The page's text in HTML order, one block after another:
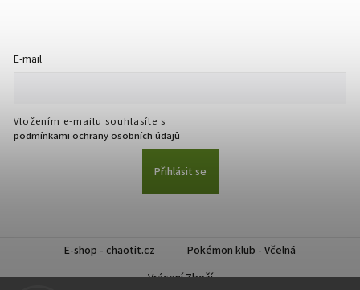
E-mail
Vložením e-mailu souhlasíte s
podmínkami ochrany osobních údajů
Přihlásit se
E-shop - chaotit.cz
Pokémon klub - Včelná
Vrácení Zboží